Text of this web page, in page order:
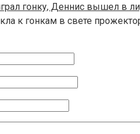
гонку, Деннис вышел в
к гонкам в свете